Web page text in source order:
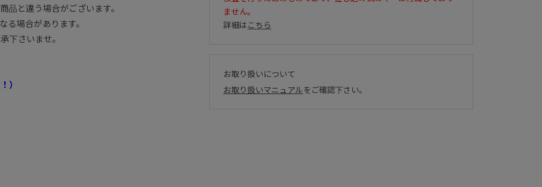
品と違う場合がございます。
る場合があります。
下さいませ。
）
ません。
詳細はこちら
お取り扱いについて
お取り扱いマニュアルをご確認下さい。